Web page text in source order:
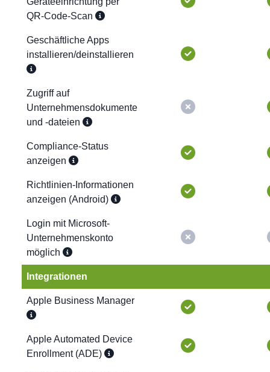
QR-Code-Scan
Geschäftliche Apps
installieren/deinstallieren
Zugriff auf
Unternehmensdokumente
und -dateien
Compliance-Status
anzeigen
Richtlinien-Informationen
anzeigen (Android)
Login mit Microsoft-
Unternehmenskonto
möglich
Integrationen
Apple Business Manager
Apple Automated Device
Enrollment (ADE)